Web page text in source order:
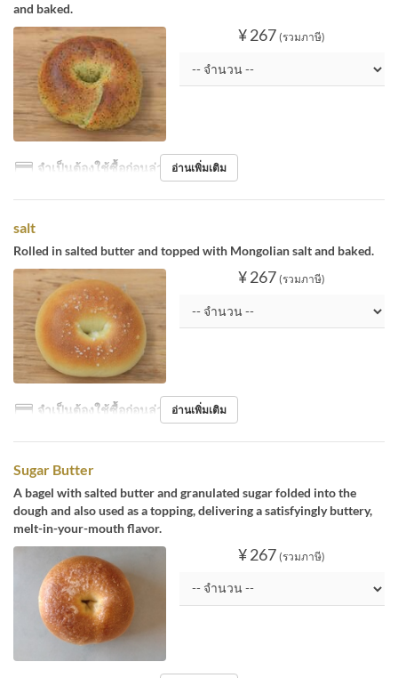
and baked.
¥ 267 (รวมภาษี)
จำเป็นต้องใช้ซื้อก่อนล่วงหน้าอ่านเพิ่มเติม
salt
Rolled in salted butter and topped with Mongolian salt and baked.
¥ 267 (รวมภาษี)
จำเป็นต้องใช้ซื้อก่อนล่วงหน้าอ่านเพิ่มเติม
Sugar Butter
A bagel with salted butter and granulated sugar folded into the
dough and also used as a topping, delivering a satisfyingly buttery,
melt-in-your-mouth flavor.
¥ 267 (รวมภาษี)